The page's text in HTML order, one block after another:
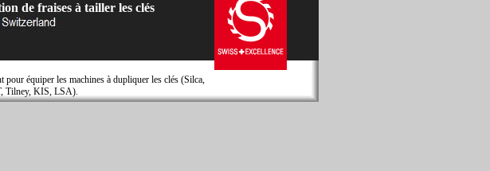
de fraises à tailler les clés
équiper les machines à dupliquer les clés (Silca,
Tilney, KIS, LSA).